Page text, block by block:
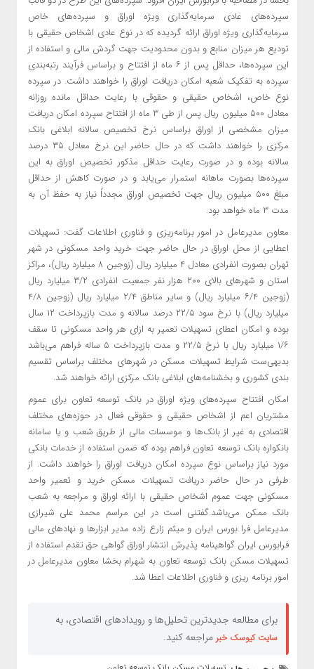
سپرده‌های عادی سرمایه‌گذاری ویژه اوراق و سپرده‌های خاص
سرمایه‌گذاری ویژه اوراق ارائه گردیده که در نوع عادی اشخاص حقیقی با
تودیع هر میزان منابع و بدون محدودیت جهت گردش مالی و استفاده از
این سپرده‌ها، حداقل پس از ۶ ماه از افتتاح و براساس فرآیند رتبه‌‌بندی
سپرده به تفکیک شعبه امکان دریافت اوراق را خواهند داشت. در سپرده
نوع ‌خاص، اشخاص حقیقی و حقوقی با رعایت حداقل مانده روزانه
معادل ۵۰۰ میلیون ریال پس از طی ۳ ماه از افتتاح سپرده امکان دریافت
میزان مشخصی از اوراق براساس نرخ تخصیص سالانه ابلاغی بانک
مرکزی را خواهند داشت که در حال حاضر این نرخ معادل ۳۵ درصد
سالانه بوده و در صورت رعایت حداقل مذکور تخصیص اوراق به این
سپرده‌ها بصورت ماهانه استمرار می‌یابد و در صورت کاهش از حداقل
مبلغ ۵۰۰ میلیون ریال جهت تخصیص اوراق مجدداً نیاز به حفظ آن به
مدت ۳ ماه خواهد بود.
معاون مدیرعامل در امور برنامه‌ریزی و فناوری اطلاعات گفت: تسهیلات
اعطایی از محل اوراق در حال حاضر جهت خرید واحد مسکونی در شهر
تهران بصورت انفرادی معادل ۴ میلیارد ریال (زوجین ۸ میلیارد ریال)، مراکز
استان و شهرهای بالای ۲۰۰ هزار نفر جمعیت انفرادی ۳/۲ میلیارد ریال
(زوجین ۶/۴ میلیارد ریال) و سایر مناطق ۲/۴ میلیارد ریال (زوجین ۴/۸
میلیارد ریال) با نرخ سود ۲۲/۵ درصد سالانه و مدت بازپرداخت ۱۲ سال
بوده و امکان اعطای تسهیلات تعمیر به ازای هر واحد مسکونی تا سقف
۱/۶ میلیارد ریال با نرخ ۲۲/۵ و مدت بازپرداخت ۵ ساله فراهم می‌باشد
بدیهی‌ست شرایط تسهیلات مسکن در شهرهای مختلف براساس تقسیم
بندی کشوری و بخشنامه‌های ابلاغی بانک مرکزی ارائه خواهند شد.
امکان افتتاح سپرده‌های ویژه اوراق در بانک توسعه تعاون برای عموم
مشتریان اعم از اشخاص حقیقی و حقوقی فعال در حوزه‌های مختلف
اقتصادی به غیر از بانک‌ها و موسسات مالی از طریق شعب و یا سامانه
بانکواره بانک توسعه تعاون فراهم بوده که ضمن استفاده از خدمات بانکی
مورد نیاز براساس نوع سپرده امکان دریافت اوراق را خواهند داشت. از
طرفی در حال حاضر دریافت تسهیلات مسکن خرید و تعمیر واحد
مسکونی جهت عموم اشخاص حقیقی با ارائه اوراق و مراجعه به شعب
بانک ممکن می‌باشد.گفتنی است در این مراسم محمد علی شیرازی
مدیرعامل فرا بورس ایران و میثم زارع زاده مدیر ابزارها و نهادهای مالی
فرابورس ایران گواهینامه پذیرش انتشار اوراق گواهی حق تقدم استفاده از
تسهیلات مسکن بانک توسعه تعاون به شهرام بخشا معاون مدیرعامل در
امور برنامه ریزی و فناوری اطلاعات اعطا شد.
برای مطالعه جدیدترین تحلیل‌ها و رویدادهای اقتصادی، به
سایت کیوسک خبر مراجعه کنید.